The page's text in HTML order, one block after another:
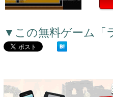
▼この無料ゲーム「